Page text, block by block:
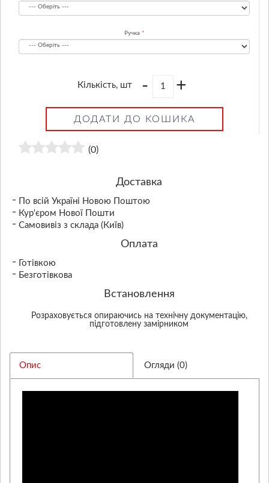
Ручка
Кількість, шт - +
ДОДАТИ ДО КОШИКА
(0)
Доставка
По всій Україні Новою Поштою
Кур'єром Нової Пошти
Самовивіз з склада (Київ)
Оплата
Готівкою
Безготівкова
Встановлення
Розраховується опираючись на технічну документацію,
підготовлену замірником
Опис Огляди (0)